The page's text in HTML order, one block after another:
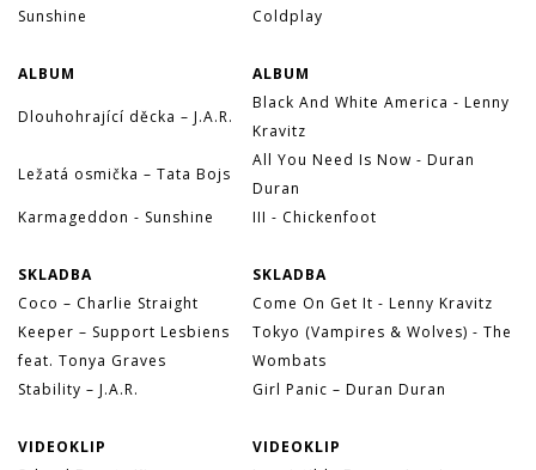
Sunshine
Coldplay
ALBUM ALBUM
Dlouhohrající děcka – J.A.R.
Black And White America - Lenny
Kravitz
Ležatá osmička – Tata Bojs
All You Need Is Now - Duran
Duran
Karmageddon - Sunshine
III - Chickenfoot
SKLADBA
SKLADBA
Coco – Charlie Straight
Come On Get It - Lenny Kravitz
Keeper – Support Lesbiens
feat. Tonya Graves
Tokyo (Vampires & Wolves) - The
Wombats
Stability – J.A.R.
Girl Panic – Duran Duran
VIDEOKLIP
VIDEOKLIP